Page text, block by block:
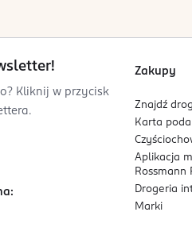
Kliknij w przycisk
Zakupy
Znajdź
Karta
Aplikacja
Rossmann
Drogeria
Marki